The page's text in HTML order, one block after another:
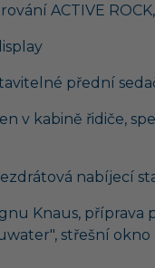
ACTIVE
přední
v kabině řidiče,
nabíjecí
Knaus, příprava
střešní